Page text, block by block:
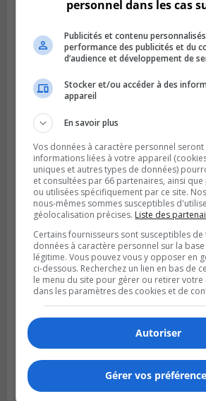
La SQ lance un appel à la
BOUCHERVILLE
La SQ recense 18 décès
vacances de la construction
personnel dans les cas
Publicités et contenu
performance des publicités et du
d’audience et développement de
Stocker et/ou accéder à des
appareil
En savoir plus
Vos données à caractère personnel
informations liées à votre appareil
uniques et autres types de données)
et consultées par 66 partenaires, ainsi que
ou utilisées spécifiquement par ce site.
nous-mêmes sommes susceptibles
géolocalisation précises. Liste des
Certains fournisseurs sont susceptibles
données à caractère personnel sur la
légitime. Vous pouvez vous y opposer en
ci-dessous. Recherchez un lien en bas de
le menu du site pour gérer ou retirer votre
dans les paramètres des cookies et de
Autoriser
Gérer vos